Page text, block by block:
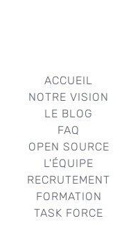
ACCUEIL
NOTRE VISION
LE BLOG
FAQ
OPEN SOURCE
L'ÉQUIPE
RECRUTEMENT
FORMATION
TASK FORCE